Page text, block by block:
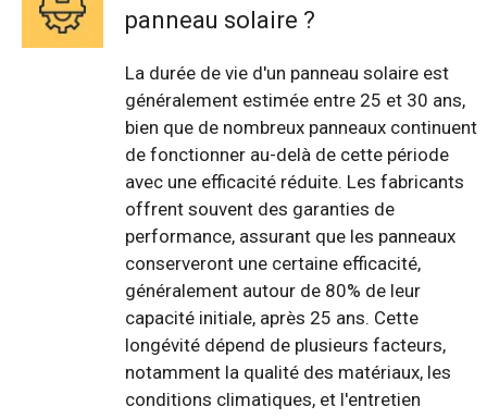
panneau solaire ?
La durée de vie d'un panneau solaire est
généralement estimée entre 25 et 30 ans,
bien que de nombreux panneaux continuent
de fonctionner au-delà de cette période
avec une efficacité réduite. Les fabricants
offrent souvent des garanties de
performance, assurant que les panneaux
conserveront une certaine efficacité,
généralement autour de 80% de leur
capacité initiale, après 25 ans. Cette
longévité dépend de plusieurs facteurs,
notamment la qualité des matériaux, les
conditions climatiques, et l'entretien